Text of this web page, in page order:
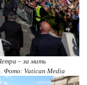
– за мить
Фото: Vatican Media